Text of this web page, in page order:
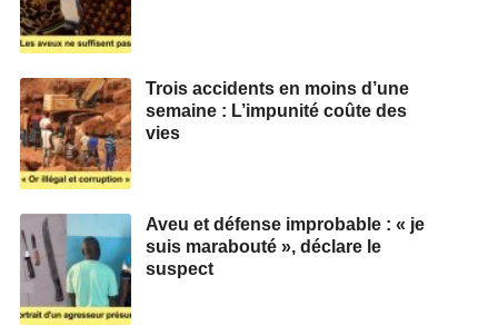
Trois accidents en moins d’une
semaine : L’impunité coûte des
vies
Aveu et défense improbable : « je
suis marabouté », déclare le
suspect